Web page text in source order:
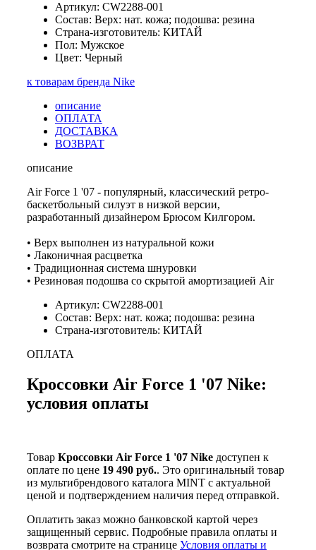
Артикул: CW2288-001
Состав: Верх: нат. кожа; подошва: резина
Страна-изготовитель: КИТАЙ
Пол: Мужское
Цвет: Черный
к товарам бренда Nike
описание
ОПЛАТА
ДОСТАВКА
ВОЗВРАТ
описание
Air Force 1 '07 - популярный, классический ретро-
баскетбольный силуэт в низкой версии,
разработанный дизайнером Брюсом Килгором.
• Верх выполнен из натуральной кожи
• Лаконичная расцветка
• Традиционная система шнуровки
• Резиновая подошва со скрытой амортизацией Air
Артикул: CW2288-001
Состав: Верх: нат. кожа; подошва: резина
Страна-изготовитель: КИТАЙ
ОПЛАТА
Кроссовки Air Force 1 '07 Nike:
условия оплаты
Товар Кроссовки Air Force 1 '07 Nike доступен к
оплате по цене 19 490 руб.. Это оригинальный товар
из мультибрендового каталога MINT с актуальной
ценой и подтверждением наличия перед отправкой.
Оплатить заказ можно банковской картой через
защищенный сервис. Подробные правила оплаты и
возврата смотрите на странице Условия оплаты и